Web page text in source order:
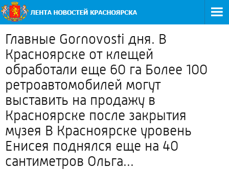
Главные Gornovosti дня. В
Красноярске от клещей
обработали еще 60 га Более 100
ретроавтомобилей могут
выставить на продажу в
Красноярске после закрытия
музея В Красноярске уровень
Енисея поднялся еще на 40
сантиметров Ольга...